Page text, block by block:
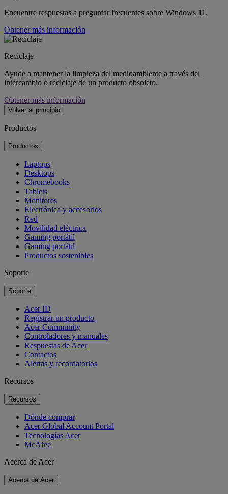
Encuentre respuestas a preguntar frecuentes sobre Windows 11.
Obtener más información
Reciclaje
Ayude a mantener la limpieza del medioambiente a través del
intercambio o reciclaje de un producto obsoleto.
Obtener más información
Volver al principio
Productos
Productos
Laptops
Desktops
Chromebooks
Tablets
Monitores
Electrónica y accesorios
Red
Movilidad eléctrica
Gaming portátil
Gaming portátil
Productos sostenibles
Soporte
Soporte
Acer ID
Registrar un producto
Acer Community
Controladores y manuales
Respuestas de Acer
Contactos
Alertas y recordatorios
Recursos
Recursos
Dónde comprar
Acer Global Account Portal
Tecnologías Acer
McAfee
Acerca de Acer
Acerca de Acer